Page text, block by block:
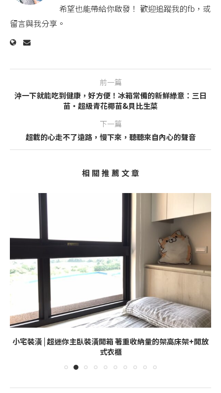
希望也能帶給你啟發！ 歡迎追蹤我的fb，或
留言與我分享。
前一篇
沖一下就能吃到健康，好方便！冰箱常備的新鮮綠意：三日
苗‧超級青花椰苗&貝比生菜
下一篇
超載的心走不了遠路，慢下來，聽聽來自內心的聲音
相 關 推 薦 文 章
小宅裝潢 | 超迷你主臥裝潢開箱 著重收納量的架高床架+開放
式衣櫃